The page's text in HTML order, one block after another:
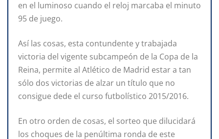
en el luminoso cuando el reloj marcaba el minuto
95 de juego.
Así las cosas, esta contundente y trabajada
victoria del vigente subcampeón de la Copa de la
Reina, permite al Atlético de Madrid estar a tan
sólo dos victorias de alzar un título que no
consigue dede el curso futbolístico 2015/2016.
En otro orden de cosas, el sorteo que dilucidará
los choques de la penúltima ronda de este